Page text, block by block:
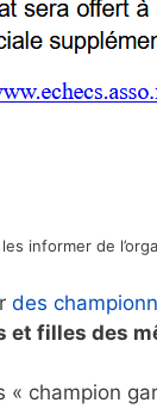
informer de
des
filles des
champion